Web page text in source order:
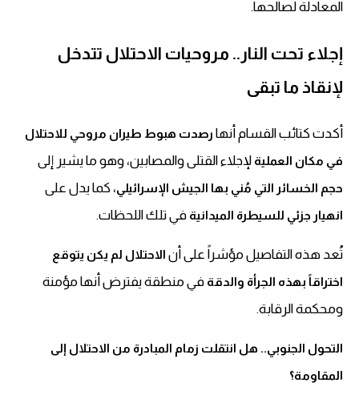
المعادلة لصالحها.
إجلاء تحت النار.. مروحيات الاحتلال تتدخل
لإنقاذ ما تبقى
أكدت كتائب القسام أنها رصدت هبوط طيران مروحي للاحتلال
في مكان العملية لإجلاء القتلى والمصابين، وهو ما يشير إلى
حجم الخسائر التي مُني بها الجيش الإسرائيلي، كما يدل على
انهيار جزئي للسيطرة الميدانية في تلك اللحظات.
تُعد هذه التفاصيل مؤشراً على أن الاحتلال لم يكن يتوقع
اختراقاً بهذه الجرأة والدقة في منطقة يفترض أنها مؤمنة
ومحكمة الرقابة.
التحول الجنوبي.. هل انتقلت زمام المبادرة من الاحتلال إلى
المقاومة؟